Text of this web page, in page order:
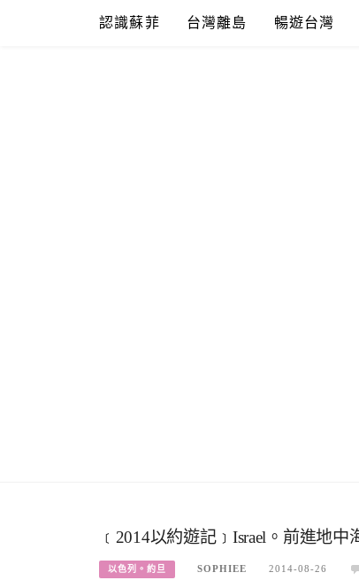
認識蘇菲 台灣離島 暢遊台灣
﹝2014以約遊記﹞Israel。前進地
以色列。約旦 SOPHIEE 2014-08-26